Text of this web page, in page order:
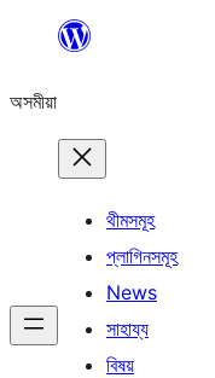
বিষয়বস্তুলৈ
অসমীয়া
থীমসমূহ
প্লাগিনসমূহ
News
সাহায্য
বিষয়